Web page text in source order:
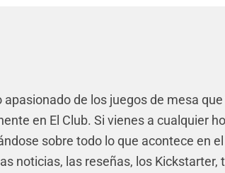
apasionado de los juegos de mesa
en El Club. Si vienes a cualquier
sobre todo lo que acontece en
noticias, las reseñas, los Kickstarter,